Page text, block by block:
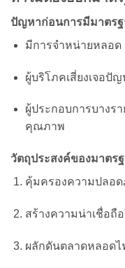
ปัญหาก่อนการมีมาตร
มีการจำหน่ายหลอ
ผู้บริโภคเสี่ยงเจอปั
ผู้ประกอบการบางร
คุณภาพ
วัตถุประสงค์ของมาตร
คุ้มครองความปลอ
สร้างความน่าเชื่อถื
ผลักดันตลาดหลอด